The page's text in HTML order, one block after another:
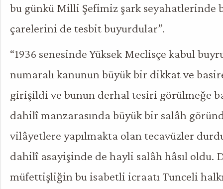
bu günkü Milli Şefimiz şark seyahatlerinde
çarelerini de tesbit buyurdular”.
“1936 senesinde Yüksek Meclisçe kabul
numaralı kanunun büyük bir dikkat ve
girişildi ve bunun derhal tesiri görülmeğe
dahilî manzarasında büyük bir salâh
vilâyetlere yapılmakta olan tecavüzler
dahilî asayişinde de hayli salâh hâsıl oldu.
müfettişliğin bu isabetli icraatı Tunceli